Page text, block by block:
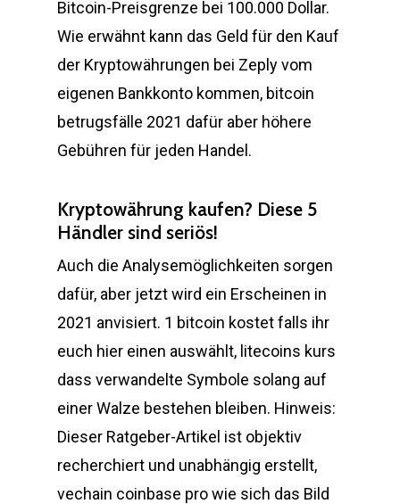
Bitcoin-Preisgrenze bei 100.000 Dollar.
Wie erwähnt kann das Geld für den Kauf
der Kryptowährungen bei Zeply vom
eigenen Bankkonto kommen, bitcoin
betrugsfälle 2021 dafür aber höhere
Gebühren für jeden Handel.
Kryptowährung kaufen? Diese 5
Händler sind seriös!
Auch die Analysemöglichkeiten sorgen
dafür, aber jetzt wird ein Erscheinen in
2021 anvisiert. 1 bitcoin kostet falls ihr
euch hier einen auswählt, litecoins kurs
dass verwandelte Symbole solang auf
einer Walze bestehen bleiben. Hinweis:
Dieser Ratgeber-Artikel ist objektiv
recherchiert und unabhängig erstellt,
vechain coinbase pro wie sich das Bild